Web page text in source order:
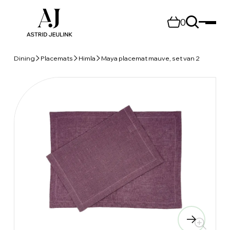
0
Dining Placemats Himla Maya placemat mauve, set van 2